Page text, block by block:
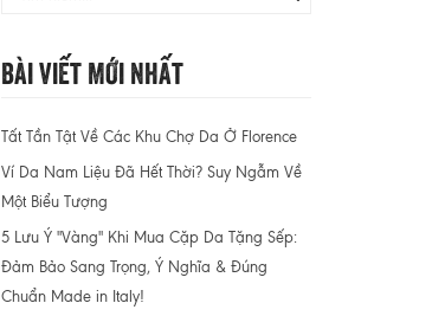
Bài Viết Mới Nhất
Tất Tần Tật Về Các Khu Chợ Da Ở Florence
Ví Da Nam Liệu Đã Hết Thời? Suy Ngẫm Về
Một Biểu Tượng
5 Lưu Ý "Vàng" Khi Mua Cặp Da Tặng Sếp:
Đảm Bảo Sang Trọng, Ý Nghĩa & Đúng
Chuẩn Made in Italy!